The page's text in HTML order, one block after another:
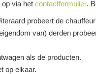
via het contactformulier.
probeert de
van) derden
als de producten.
op elkaar.